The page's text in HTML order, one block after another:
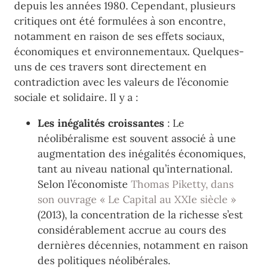
depuis les années 1980. Cependant, plusieurs
critiques ont été formulées à son encontre,
notamment en raison de ses effets sociaux,
économiques et environnementaux. Quelques-
uns de ces travers sont directement en
contradiction avec les valeurs de l’économie
sociale et solidaire. Il y a :
Les inégalités croissantes : Le
néolibéralisme est souvent associé à une
augmentation des inégalités économiques,
tant au niveau national qu’international.
Selon l’économiste Thomas Piketty, dans
son ouvrage « Le Capital au XXIe siècle »
(2013), la concentration de la richesse s’est
considérablement accrue au cours des
dernières décennies, notamment en raison
des politiques néolibérales.